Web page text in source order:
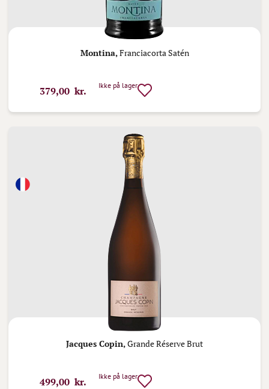
Montina,Franciacorta Satén
379,00 kr. Ikke på lager
Jacques Copin, Grande Réserve Brut
499,00 kr. Ikke på lager